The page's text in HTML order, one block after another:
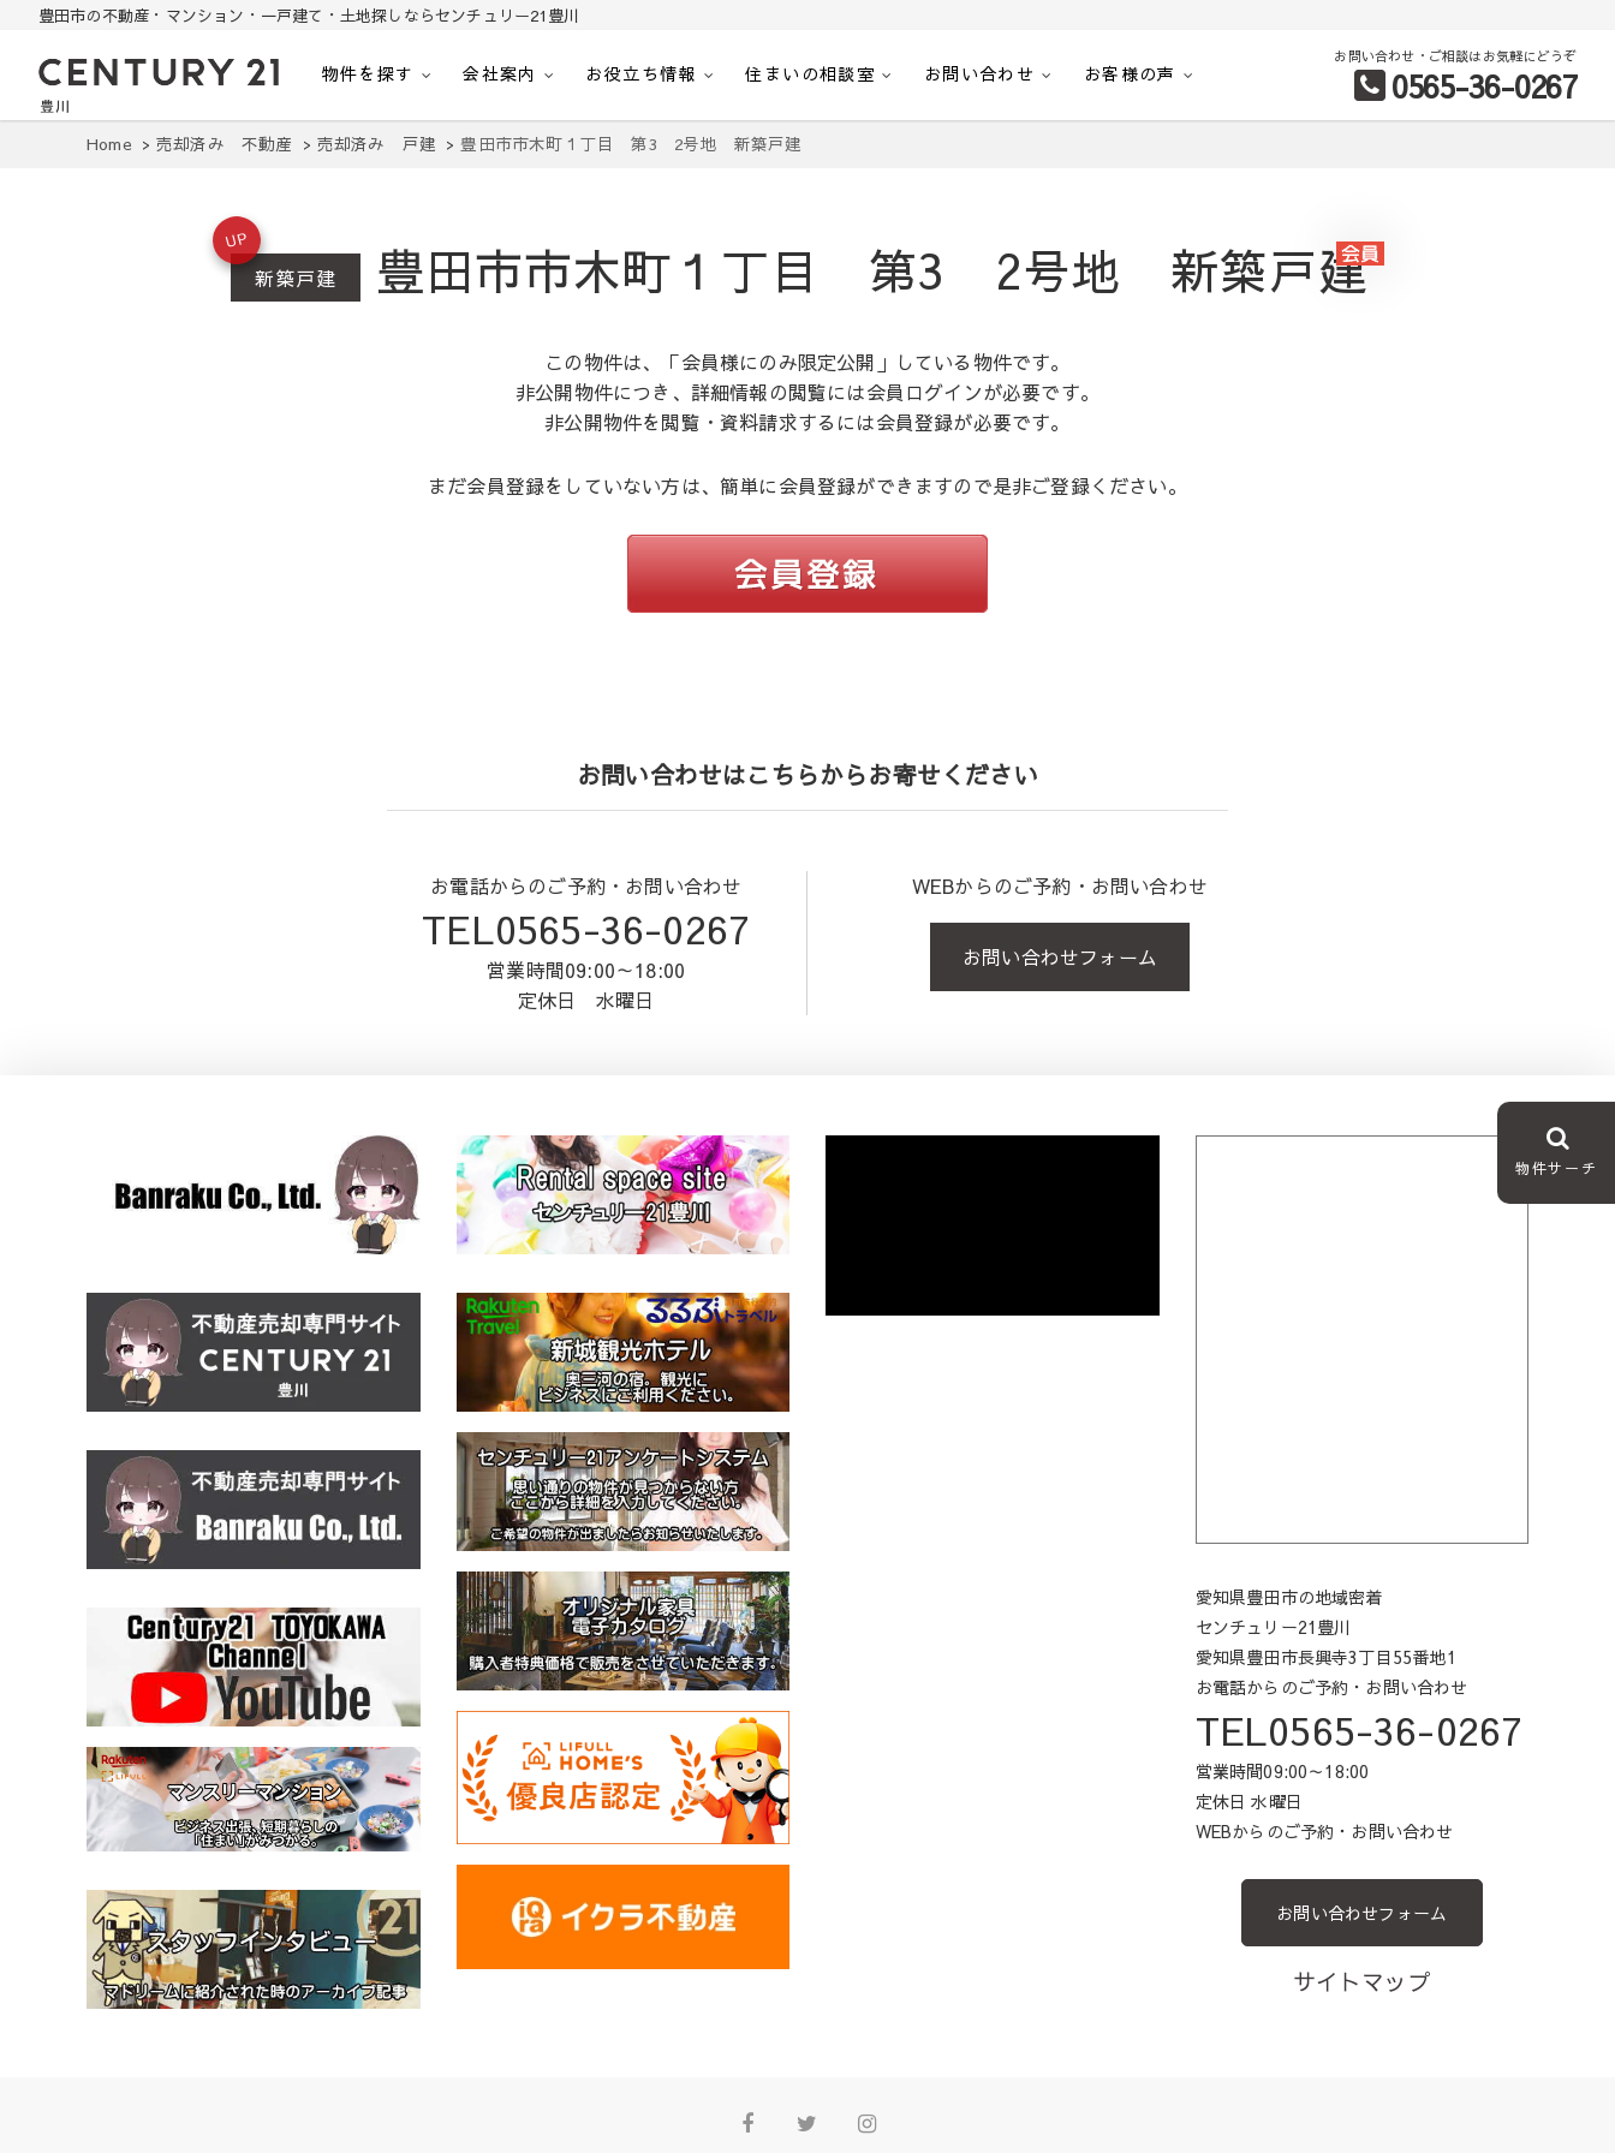
豊田市の不動産・マンション・一戸建て・土地探しならセンチュリー21豊川
豊田市の中古住宅・土地・リノベ物件探し｜センチュリー21豊川
物件を探す 会社案内 お役立ち情報 住まいの相談室 お問い合わせ お客様の声
お問い合わせ・ご相談はお気軽にどうぞ
0565-36-0267
Home 売却済み 不動産 売却済み 戸建 豊田市市木町１丁目 第3 2号地 新築戸建
新築戸建 豊田市市木町１丁目 第3 2号地 新築戸建
UP
この物件は、「会員様にのみ限定公開」している物件です。
非公開物件につき、詳細情報の閲覧には会員ログインが必要です。
非公開物件を閲覧・資料請求するには会員登録が必要です。
まだ会員登録をしていない方は、簡単に会員登録ができますので是非ご登録ください。
お問い合わせはこちらからお寄せください
お電話からのご予約・お問い合わせ
TEL0565-36-0267
営業時間09:00～18:00
定休日 水曜日
WEBからのご予約・お問い合わせ
お問い合わせフォーム
物件サーチ
愛知県豊田市の地域密着
センチュリー21豊川
愛知県豊田市長興寺3丁目55番地1
お電話からのご予約・お問い合わせ
TEL0565-36-0267
営業時間09:00～18:00
定休日 水曜日
WEBからのご予約・お問い合わせ
お問い合わせフォーム
サイトマップ
FacebookTwitterInstagram